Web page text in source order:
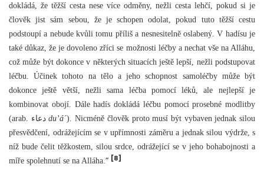
dokládá, že těžší cesta nese více odměny, nežli cesta lehčí, pokud si je
člověk jist sám sebou, že je schopen odolat, pokud tuto těžší cestu
podstoupí a nebude kvůli tomu příliš a nesnesitelně oslabený. V hadísu je
také důkaz, že je dovoleno zříci se možnosti léčby a nechat vše na Alláhu,
což může být dokonce v některých situacích ještě lepší, nežli podstupovat
léčbu. Účinek tohoto na tělo a jeho schopnost samoléčby může být
dokonce ještě větší, nežli sama léčba pomocí léků, ale nejlepší je
kombinovat obojí. Dále hadís dokládá léčbu pomocí prosebné modlitby
(arab. دعاءdu’á´). Nicméně člověk proto musí být vybaven jednak silou
přesvědčení, odrážejícím se v upřímnosti záměru a jednak silou výdrže, s
níž bude čelit těžkostem, silou srdce, odrážející se v jeho bohabojnosti a
míře spolehnutí se na Alláha. “ [8]